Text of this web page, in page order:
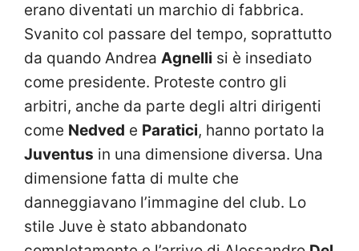
erano diventati un marchio di fabbrica.
Svanito col passare del tempo, soprattutto
da quando Andrea Agnelli si è insediato
come presidente. Proteste contro gli
arbitri, anche da parte degli altri dirigenti
come Nedved e Paratici, hanno portato la
Juventus in una dimensione diversa. Una
dimensione fatta di multe che
danneggiavano l’immagine del club. Lo
stile Juve è stato abbandonato